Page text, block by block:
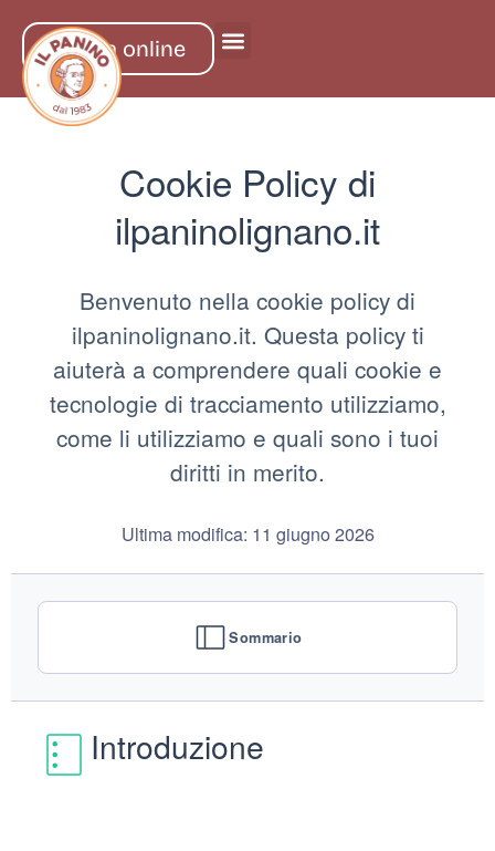
ordina online
Cookie Policy di
ilpaninolignano.it
Benvenuto nella cookie policy di
ilpaninolignano.it. Questa policy ti
aiuterà a comprendere quali cookie e
tecnologie di tracciamento utilizziamo,
come li utilizziamo e quali sono i tuoi
diritti in merito.
Ultima modifica: 11 giugno 2026
Sommario
Introduzione